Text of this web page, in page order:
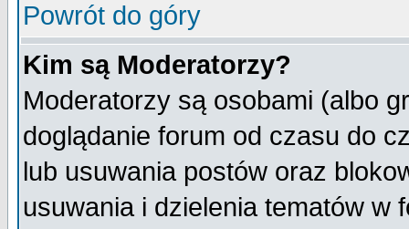
Powrót do góry
Kim są Moderatorzy?
Moderatorzy są osobami (albo
doglądanie forum od czasu do
lub usuwania postów oraz
usuwania i dzielenia tematów w